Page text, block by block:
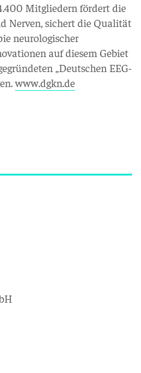
Mitgliedern fördert die
Nerven, sichert die Qualität
neurologischer
auf diesem Gebiet
„Deutschen EEG-
www.dgkn.de